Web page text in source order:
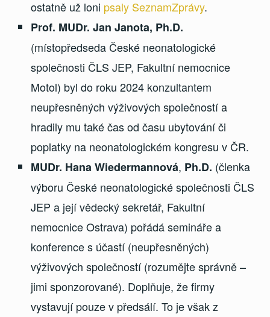
ostatně už loni psaly SeznamZprávy.
Prof. MUDr. Jan Janota, Ph.D.
(místopředseda České neonatologické
společnosti ČLS JEP, Fakultní nemocnice
Motol) byl do roku 2024 konzultantem
neupřesněných výživových společností a
hradily mu také čas od času ubytování či
poplatky na neonatologickém kongresu v ČR.
MUDr. Hana Wiedermannová, Ph.D. (členka
výboru České neonatologické společnosti ČLS
JEP a její vědecký sekretář, Fakultní
nemocnice Ostrava) pořádá semináře a
konference s účastí (neupřesněných)
výživových společností (rozumějte správně –
jimi sponzorované). Doplňuje, že firmy
vystavují pouze v předsálí. To je však z